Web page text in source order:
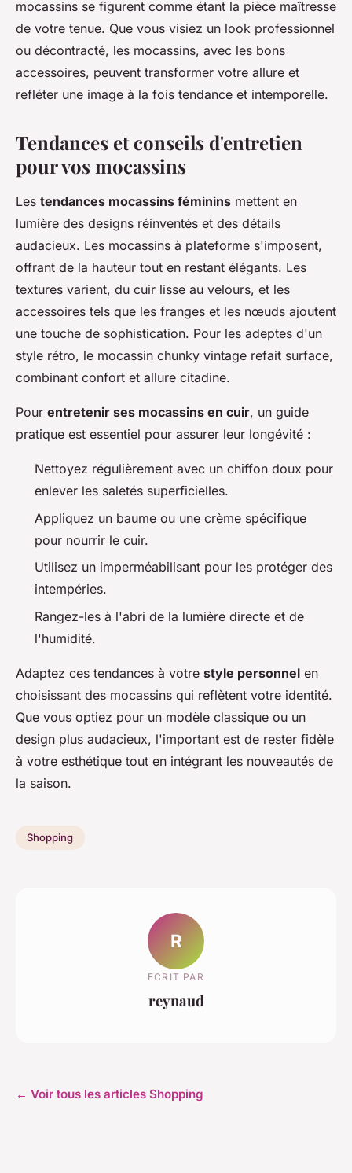
mocassins se figurent comme étant la pièce maîtresse
de votre tenue. Que vous visiez un look professionnel
ou décontracté, les mocassins, avec les bons
accessoires, peuvent transformer votre allure et
refléter une image à la fois tendance et intemporelle.
Tendances et conseils d'entretien
pour vos mocassins
Les tendances mocassins féminins mettent en
lumière des designs réinventés et des détails
audacieux. Les mocassins à plateforme s'imposent,
offrant de la hauteur tout en restant élégants. Les
textures varient, du cuir lisse au velours, et les
accessoires tels que les franges et les nœuds ajoutent
une touche de sophistication. Pour les adeptes d'un
style rétro, le mocassin chunky vintage refait surface,
combinant confort et allure citadine.
Pour entretenir ses mocassins en cuir, un guide
pratique est essentiel pour assurer leur longévité :
Nettoyez régulièrement avec un chiffon doux pour
enlever les saletés superficielles.
Appliquez un baume ou une crème spécifique
pour nourrir le cuir.
Utilisez un imperméabilisant pour les protéger des
intempéries.
Rangez-les à l'abri de la lumière directe et de
l'humidité.
Adaptez ces tendances à votre style personnel en
choisissant des mocassins qui reflètent votre identité.
Que vous optiez pour un modèle classique ou un
design plus audacieux, l'important est de rester fidèle
à votre esthétique tout en intégrant les nouveautés de
la saison.
Shopping
R
ECRIT PAR
reynaud
← Voir tous les articles Shopping